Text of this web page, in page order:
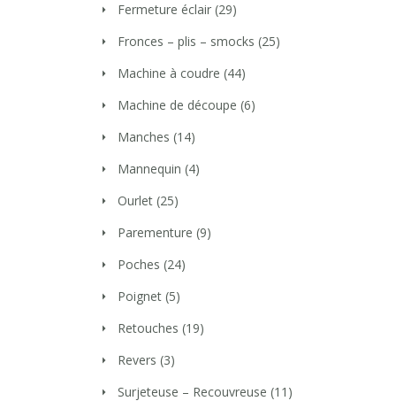
Fermeture éclair (29)
Fronces – plis – smocks (25)
Machine à coudre (44)
Machine de découpe (6)
Manches (14)
Mannequin (4)
Ourlet (25)
Parementure (9)
Poches (24)
Poignet (5)
Retouches (19)
Revers (3)
Surjeteuse – Recouvreuse (11)